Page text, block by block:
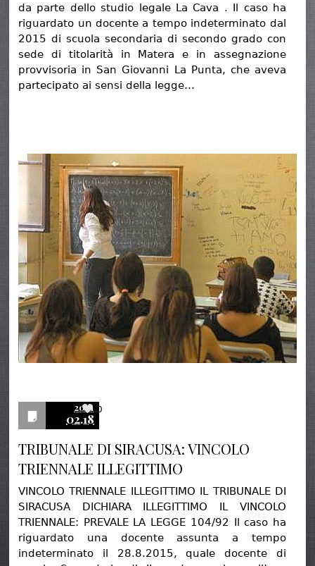
da parte dello studio legale La Cava . Il caso ha
riguardato un docente a tempo indeterminato dal
2015 di scuola secondaria di secondo grado con
sede di titolarità in Matera e in assegnazione
provvisoria in San Giovanni La Punta, che aveva
partecipato ai sensi della legge…
2021
02.18
0
TRIBUNALE DI SIRACUSA: VINCOLO
TRIENNALE ILLEGITTIMO
VINCOLO TRIENNALE ILLEGITTIMO IL TRIBUNALE DI
SIRACUSA DICHIARA ILLEGITTIMO IL VINCOLO
TRIENNALE: PREVALE LA LEGGE 104/92 Il caso ha
riguardato una docente assunta a tempo
indeterminato il 28.8.2015, quale docente di